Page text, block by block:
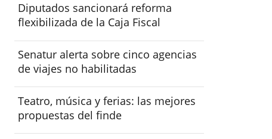
Diputados sancionará reforma
flexibilizada de la Caja Fiscal
Senatur alerta sobre cinco agencias
de viajes no habilitadas
Teatro, música y ferias: las mejores
propuestas del finde